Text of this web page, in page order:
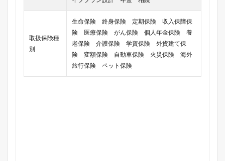
取扱保険種
別
生命保険 終身保険 定期保険 収入保障保
険 医療保険 がん保険 個人年金保険 養
老保険 介護保険 学資保険 外貨建て保
険 変額保険 自動車保険 火災保険 海外
旅行保険 ペット保険